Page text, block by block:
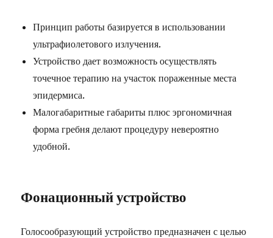
Принцип работы базируется в использовании
ультрафиолетового излучения.
Устройство дает возможность осуществлять
точечное терапию на участок пораженные места
эпидермиса.
Малогабаритные габариты плюс эргономичная
форма гребня делают процедуру невероятно
удобной.
Фонационный устройство
Голосообразующий устройство предназначен с целью